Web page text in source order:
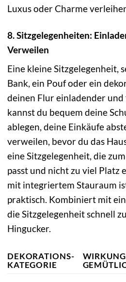
Luxus oder Charme
8. Sitzgelegenheiten:
Verweilen
Eine kleine Sitzgelegenheit,
Bank, ein Pouf oder ein
deinen Flur einladender
kannst du bequem deine
ablegen, deine Einkäufe
verweilen, bevor du das
eine Sitzgelegenheit, die
passt und nicht zu viel Platz
mit integriertem Stauraum
praktisch. Kombiniert mit
die Sitzgelegenheit schnell
Hingucker.
DEKORATIONS-
KATEGORIE